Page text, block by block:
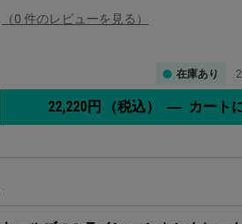
（0 件のレビューを見る）
在庫あり
22,220円 （税込） ― カート